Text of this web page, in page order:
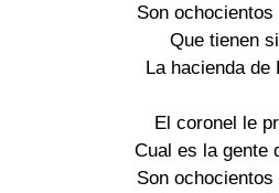
Son ochocientos
Que tienen
La hacienda de
El coronel le
Cual es la gente
Son ochocientos